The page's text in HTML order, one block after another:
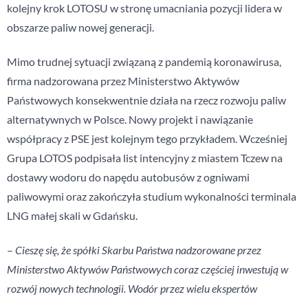
kolejny krok LOTOSU w stronę umacniania pozycji lidera w
obszarze paliw nowej generacji.
Mimo trudnej sytuacji związaną z pandemią koronawirusa,
firma nadzorowana przez Ministerstwo Aktywów
Państwowych konsekwentnie działa na rzecz rozwoju paliw
alternatywnych w Polsce. Nowy projekt i nawiązanie
współpracy z PSE jest kolejnym tego przykładem. Wcześniej
Grupa LOTOS podpisała list intencyjny z miastem Tczew na
dostawy wodoru do napędu autobusów z ogniwami
paliwowymi oraz zakończyła studium wykonalności terminala
LNG małej skali w Gdańsku.
– Cieszę się, że spółki Skarbu Państwa nadzorowane przez
Ministerstwo Aktywów Państwowych coraz częściej inwestują w
rozwój nowych technologii. Wodór przez wielu ekspertów